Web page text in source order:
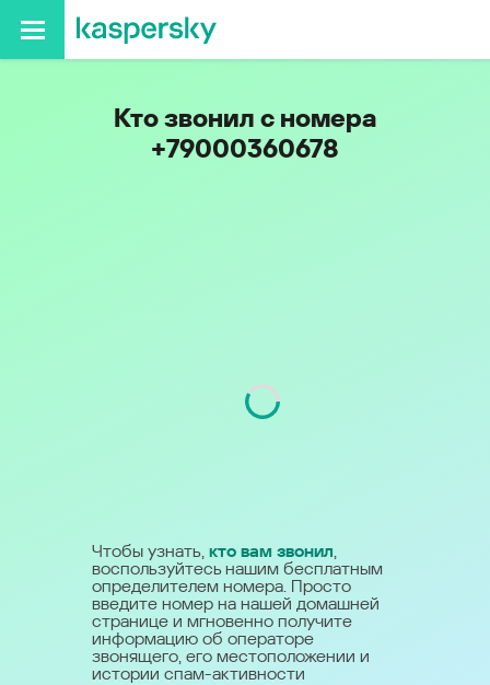
Кто звонил с номера
+79000360678
Чтобы узнать, кто вам звонил,
воспользуйтесь нашим бесплатным
определителем номера. Просто
введите номер на нашей домашней
странице и мгновенно получите
информацию об операторе
звонящего, его местоположении и
истории спам-активности